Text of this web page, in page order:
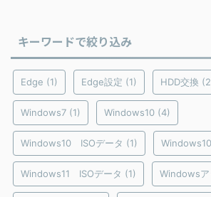
キーワードで絞り込み
Edge (1) Edge設定 (1) HDD交換
Windows7 (1) Windows10 (4)
Windows10 ISOデータ (1)
Windows11 ISOデータ (1) Windowsア